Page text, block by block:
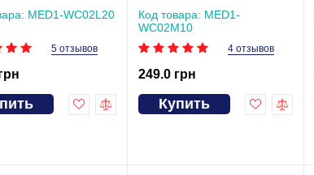
MED1-WC02L20
5 отзывов
Код товара: MED1-
WC02M10
4 отзывов
249.0 грн
Купить